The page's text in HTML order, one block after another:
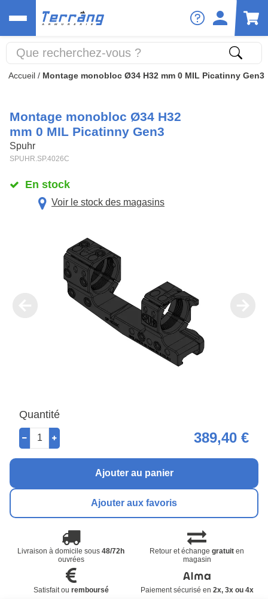
Accueil / Montage monobloc Ø34 H32 mm 0 MIL Picatinny Gen3
Montage monobloc Ø34 H32
mm 0 MIL Picatinny Gen3
Spuhr
SPUHR.SP.4026C
En stock
Voir le stock des magasins
Quantité
389,40 €
Ajouter au panier
Ajouter aux favoris
Livraison à domicile sous48/72h
ouvrées
Retour et échangegratuit en
magasin
Satisfait ou remboursé Paiement sécurisé en 2x, 3x ou 4x